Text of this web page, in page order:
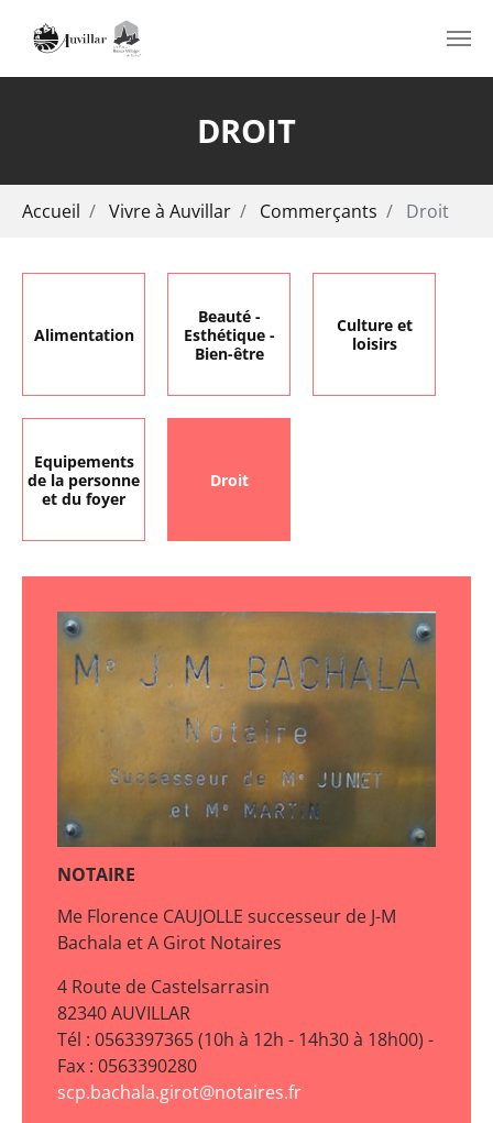
DROIT
Accueil Vivre à Auvillar Commerçants Droit
Alimentation
Beauté -
Esthétique -
Bien-être
Culture et
loisirs
Equipements
de la personne
et du foyer
Droit
NOTAIRE
Me Florence CAUJOLLE successeur de J-M
Bachala et A Girot Notaires
4 Route de Castelsarrasin
82340 AUVILLAR
Tél : 0563397365 (10h à 12h - 14h30 à 18h00) -
Fax : 0563390280
scp.bachala.girot@notaires.fr